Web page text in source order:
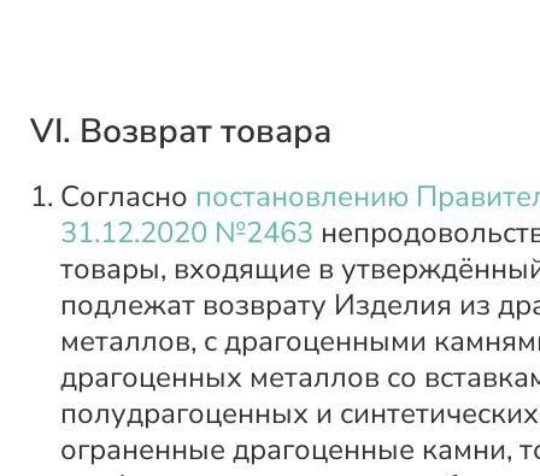
VI. Возврат товара
Согласно постановлению
31.12.2020 №2463
товары, входящие в
подлежат возврату Изделия из
металлов, с драгоценными
драгоценных металлов со
полудрагоценных и
ограненные драгоценные камни,